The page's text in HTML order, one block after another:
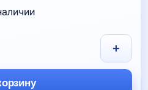
+